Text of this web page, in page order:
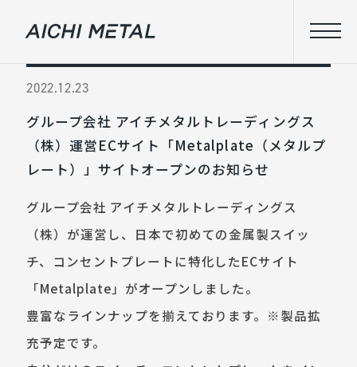
2022.12.23
グループ会社 アイチメタルトレーディングス
（株）運営ECサイト「Metalplate（メタルプ
レート）」サイトオープンのお知らせ
グループ会社 アイチメタルトレーディングス
（株）が運営し、日本で初めての金属製スイッ
チ、コンセントプレートに特化したECサイト
「Metalplate」がオープンしました。
豊富なラインナップを揃えております。※製品拡
充予定です。